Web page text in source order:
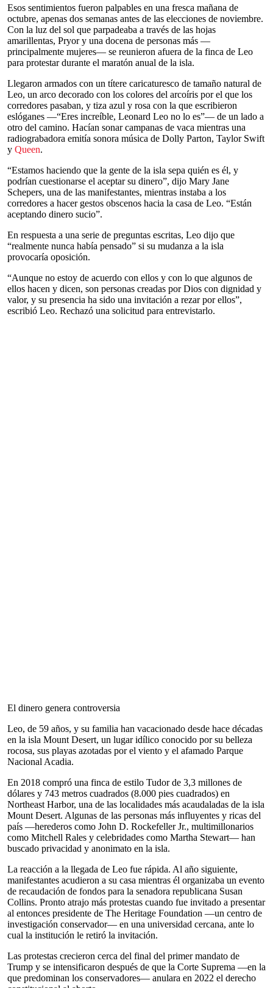
Esos sentimientos fueron palpables en una fresca mañana de
octubre, apenas dos semanas antes de las elecciones de noviembre.
Con la luz del sol que parpadeaba a través de las hojas
amarillentas, Pryor y una docena de personas más —
principalmente mujeres— se reunieron afuera de la finca de Leo
para protestar durante el maratón anual de la isla.
Llegaron armados con un títere caricaturesco de tamaño natural de
Leo, un arco decorado con los colores del arcoíris por el que los
corredores pasaban, y tiza azul y rosa con la que escribieron
eslóganes —“Eres increíble, Leonard Leo no lo es”— de un lado a
otro del camino. Hacían sonar campanas de vaca mientras una
radiograbadora emitía sonora música de Dolly Parton, Taylor Swift
y Queen.
“Estamos haciendo que la gente de la isla sepa quién es él, y
podrían cuestionarse el aceptar su dinero”, dijo Mary Jane
Schepers, una de las manifestantes, mientras instaba a los
corredores a hacer gestos obscenos hacia la casa de Leo. “Están
aceptando dinero sucio”.
En respuesta a una serie de preguntas escritas, Leo dijo que
“realmente nunca había pensado” si su mudanza a la isla
provocaría oposición.
“Aunque no estoy de acuerdo con ellos y con lo que algunos de
ellos hacen y dicen, son personas creadas por Dios con dignidad y
valor, y su presencia ha sido una invitación a rezar por ellos”,
escribió Leo. Rechazó una solicitud para entrevistarlo.
El dinero genera controversia
Leo, de 59 años, y su familia han vacacionado desde hace décadas
en la isla Mount Desert, un lugar idílico conocido por su belleza
rocosa, sus playas azotadas por el viento y el afamado Parque
Nacional Acadia.
En 2018 compró una finca de estilo Tudor de 3,3 millones de
dólares y 743 metros cuadrados (8.000 pies cuadrados) en
Northeast Harbor, una de las localidades más acaudaladas de la isla
Mount Desert. Algunas de las personas más influyentes y ricas del
país —herederos como John D. Rockefeller Jr., multimillonarios
como Mitchell Rales y celebridades como Martha Stewart— han
buscado privacidad y anonimato en la isla.
La reacción a la llegada de Leo fue rápida. Al año siguiente,
manifestantes acudieron a su casa mientras él organizaba un evento
de recaudación de fondos para la senadora republicana Susan
Collins. Pronto atrajo más protestas cuando fue invitado a presentar
al entonces presidente de The Heritage Foundation —un centro de
investigación conservador— en una universidad cercana, ante lo
cual la institución le retiró la invitación.
Las protestas crecieron cerca del final del primer mandato de
Trump y se intensificaron después de que la Corte Suprema —en la
que predominan los conservadores— anulara en 2022 el derecho